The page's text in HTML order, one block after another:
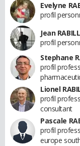
Evelyne
profil
Jean
profil
Stephane
profil
Lionel
profil
consultant
Pascale
profil
europe